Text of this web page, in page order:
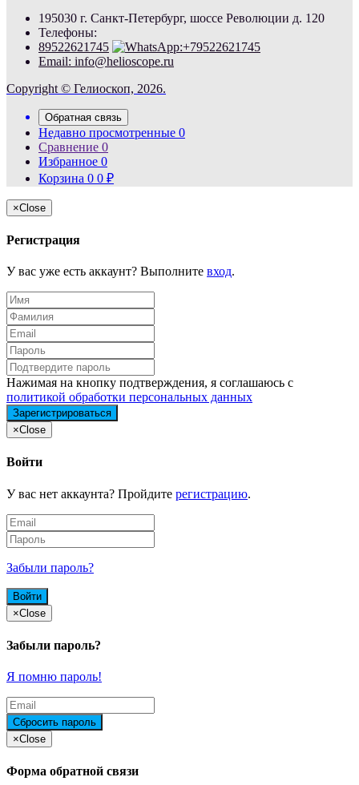
195030 г. Санкт-Петербург, шоссе Революции д. 120
Телефоны:
89522621745
Email: info@helioscope.ru
Copyright © Гелиоскоп, 2026.
Обратная связь
Недавно просмотренные 0
Сравнение 0
Избранное 0
Корзина 0 0 ₽
×Close
Регистрация
У вас уже есть аккаунт? Выполните вход.
Нажимая на кнопку подтверждения, я соглашаюсь с
политикой обработки персональных данных
×Close
Войти
У вас нет аккаунта? Пройдите регистрацию.
Забыли пароль?
×Close
Забыли пароль?
Я помню пароль!
×Close
Форма обратной связи